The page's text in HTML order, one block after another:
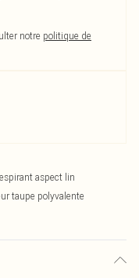
notre politique de
aspect lin
taupe polyvalente